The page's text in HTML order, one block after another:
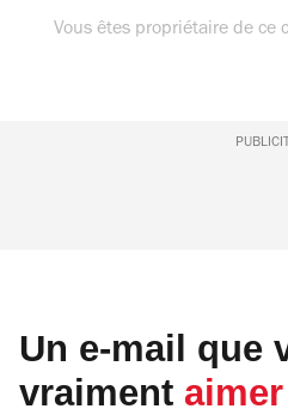
Vous êtes propriétaire de ce
Un e-mail que
vraiment aimer